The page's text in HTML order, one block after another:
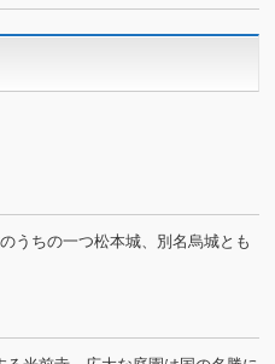
うちの一つ松本城、別名烏城とも